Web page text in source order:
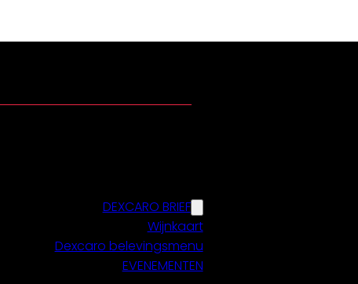
DEXCARO BRIEF
Wijnkaart
Dexcaro belevingsmenu
EVENEMENTEN